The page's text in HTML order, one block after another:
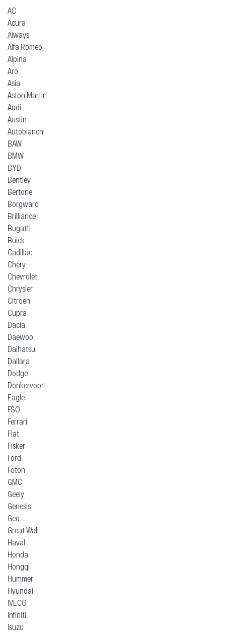
AC
Acura
Aiways
Alfa Romeo
Alpina
Aro
Asia
Aston Martin
Audi
Austin
Autobianchi
BAW
BMW
BYD
Bentley
Bertone
Borgward
Brilliance
Bugatti
Buick
Cadillac
Chery
Chevrolet
Chrysler
Citroen
Cupra
Dacia
Daewoo
Daihatsu
Dallara
Dodge
Donkervoort
Eagle
FSO
Ferrari
Fiat
Fisker
Ford
Foton
GMC
Geely
Genesis
Geo
Great Wall
Haval
Honda
Hongqi
Hummer
Hyundai
IVECO
Infiniti
Isuzu